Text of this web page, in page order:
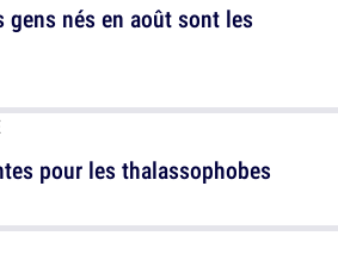
pour les thalassophobes
gens nés en août sont les